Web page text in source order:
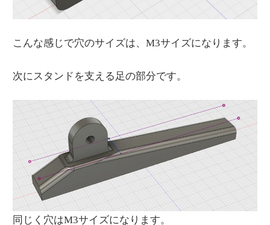
こんな感じで穴のサイズは、M3サイズになります。
次にスタンドを支える足の部分です。
同じく穴はM3サイズになります。